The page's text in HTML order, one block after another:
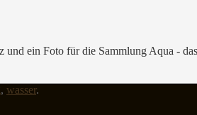
ein Foto für die Sammlung Aqua -
, wasser.